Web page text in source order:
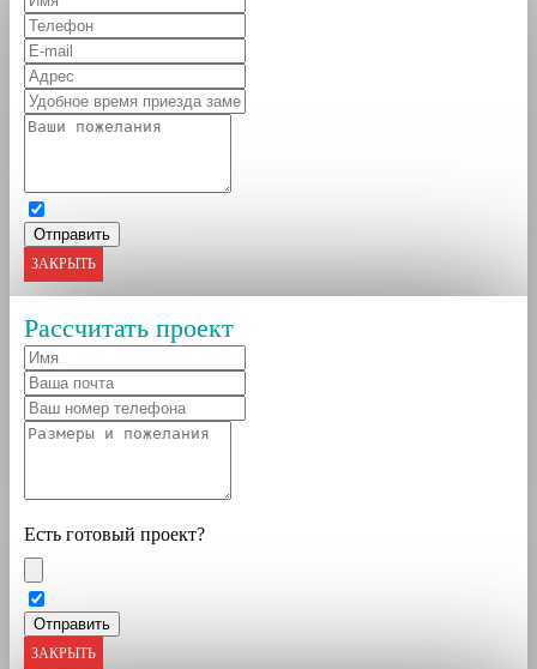
ЗАКРЫТЬ
Рассчитать проект
Есть готовый проект?
ЗАКРЫТЬ